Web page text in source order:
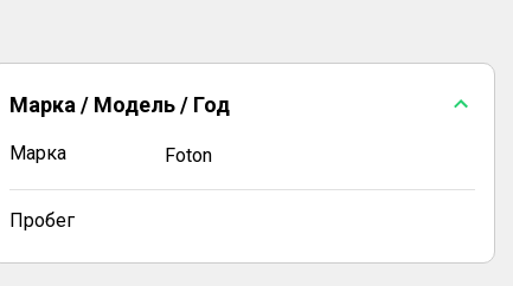
Марка / Модель / Год
Марка Foton
Пробег